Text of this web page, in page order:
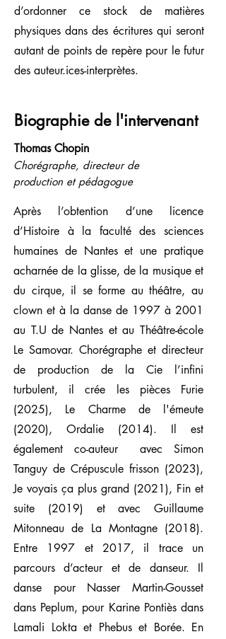
d’ordonner ce stock de matières
physiques dans des écritures qui seront
autant de points de repère pour le futur
des auteur.ices-interprètes.
Biographie de l'intervenant
Thomas Chopin
Chorégraphe, directeur de
production et pédagogue
Après l’obtention d’une licence
d’Histoire à la faculté des sciences
humaines de Nantes et une pratique
acharnée de la glisse, de la musique et
du cirque, il se forme au théâtre, au
clown et à la danse de 1997 à 2001
au T.U de Nantes et au Théâtre-école
Le Samovar. Chorégraphe et directeur
de production de la Cie l’infini
turbulent, il crée les pièces Furie
(2025), Le Charme de l'émeute
(2020), Ordalie (2014). Il est
également co-auteur avec Simon
Tanguy de Crépuscule frisson (2023),
Je voyais ça plus grand (2021), Fin et
suite (2019) et avec Guillaume
Mitonneau de La Montagne (2018).
Entre 1997 et 2017, il trace un
parcours d’acteur et de danseur. Il
danse pour Nasser Martin-Gousset
dans Peplum, pour Karine Pontiès dans
Lamali Lokta et Phebus et Borée. En